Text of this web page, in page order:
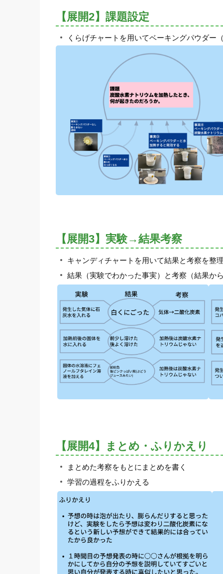
【展開2】課題設定
くらげチャートを用いてベーキングパウダー
【展開3】実験→結果考察
キャンディチャートを用いて結果と考察を整
結果（実験でわかった事実）と考察（結果か
【展開4】まとめ・ふりかえり
まとめた考察をもとにまとめを書く
学習の過程をふりかえる